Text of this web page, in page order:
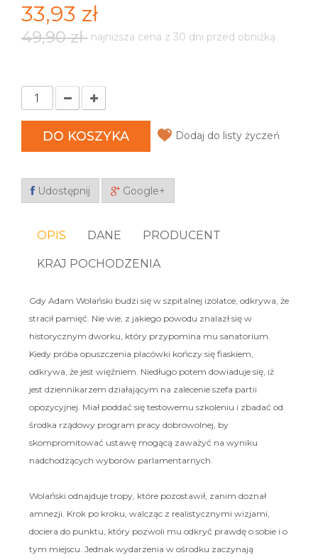
33,93 zł
49,90 zł najniższa cena z 30 dni przed obniżką
DO KOSZYKA Dodaj do listy życzeń
Udostępnij Google+
OPIS DANE PRODUCENT
KRAJ POCHODZENIA
Gdy Adam Wolański budzi się w szpitalnej izolatce, odkrywa, że
stracił pamięć. Nie wie, z jakiego powodu znalazł się w
historycznym dworku, który przypomina mu sanatorium.
Kiedy próba opuszczenia placówki kończy się fiaskiem,
odkrywa, że jest więźniem. Niedługo potem dowiaduje się, iż
jest dziennikarzem działającym na zalecenie szefa partii
opozycyjnej. Miał poddać się testowemu szkoleniu i zbadać od
środka rządowy program pracy dobrowolnej, by
skompromitować ustawę mogącą zaważyć na wyniku
nadchodzących wyborów parlamentarnych.
Wolański odnajduje tropy, które pozostawił, zanim doznał
amnezji. Krok po kroku, walcząc z realistycznymi wizjami,
dociera do punktu, który pozwoli mu odkryć prawdę o sobie i o
tym miejscu. Jednak wydarzenia w ośrodku zaczynają